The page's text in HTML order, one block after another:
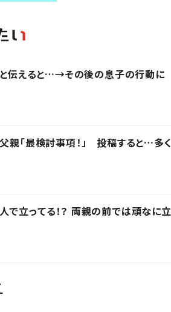
と伝えると…→その後の息子の行動に
親「最検討事項！」 投稿すると…多く
立ってる！？ 両親の前では頑なに立